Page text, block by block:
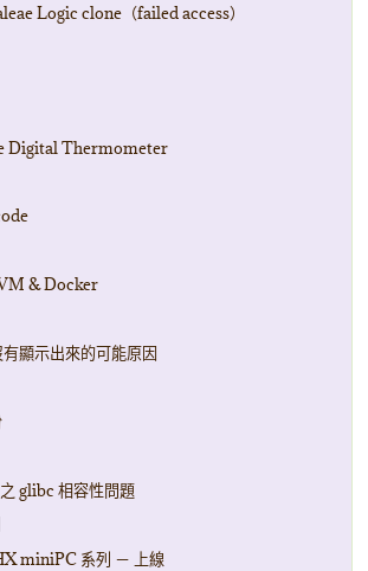
Logic clone（failed access）
Digital Thermometer
& Docker
顯示出來的可能原因
glibc 相容性問題
miniPC 系列 － 上線